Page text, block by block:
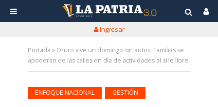
Ingresar
Portada » Oruro vive un domingo sin autos: Familias se
apoderan de las calles en día de actividades al aire libre
ENFOQUE NACIONAL GESTIÓN